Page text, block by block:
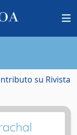
su Rivista